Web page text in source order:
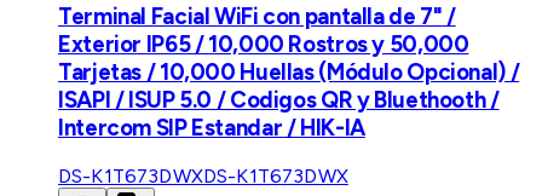
Terminal Facial WiFi con pantalla de 7" /
Exterior IP65 / 10,000 Rostros y 50,000
Tarjetas / 10,000 Huellas (Módulo Opcional) /
ISAPI / ISUP 5.0 / Codigos QR y Bluethooth /
Intercom SIP Estandar / HIK-IA
DS-K1T673DWXDS-K1T673DWX